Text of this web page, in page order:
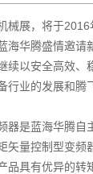
械展，将于
海华腾盛情邀请
续以安全高效、
行业的发展和腾
器是蓝海华腾自
矢量控制型变频
品具有优异的转